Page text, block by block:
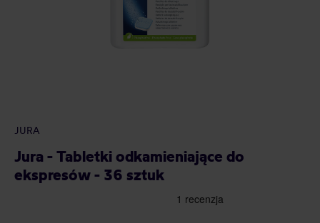
JURA
Jura - Tabletki odkamieniające do
ekspresów - 36 sztuk